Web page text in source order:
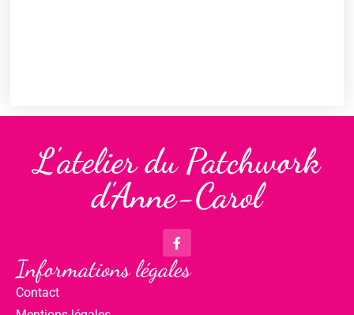
L'atelier du Patchwork
d'Anne-Carol
Informations légales
Contact